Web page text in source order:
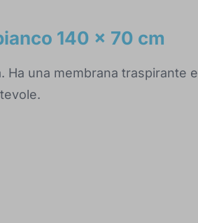
140 x 70 cm
Ha una membrana traspirante e